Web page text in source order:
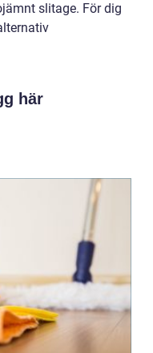
slitage. För dig
här